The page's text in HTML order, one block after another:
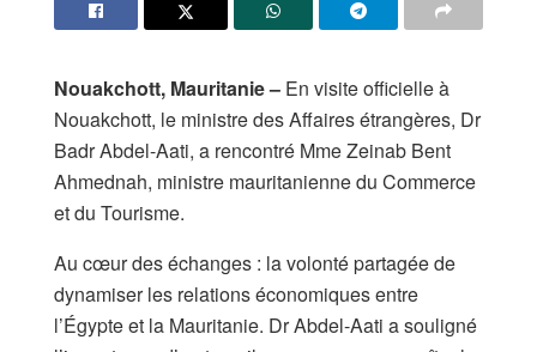
Nouakchott, Mauritanie – En visite officielle à
Nouakchott, le ministre des Affaires étrangères, Dr
Badr Abdel-Aati, a rencontré Mme Zeinab Bent
Ahmednah, ministre mauritanienne du Commerce
et du Tourisme.
Au cœur des échanges : la volonté partagée de
dynamiser les relations économiques entre
l’Égypte et la Mauritanie. Dr Abdel-Aati a souligné